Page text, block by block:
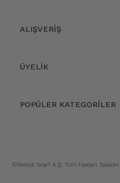
ALIŞVERİŞ
ÜYELİK
POPÜLER KATEGORİLER
©Melodi Scarf A.Ş. Tüm Hakları Saklıdır.